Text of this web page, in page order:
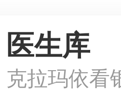
医生库
克拉玛依看